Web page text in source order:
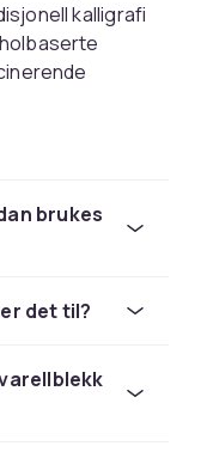
kalligrafi
av blekk for
typer blekk
blekk gir
innen
brukes
det til?